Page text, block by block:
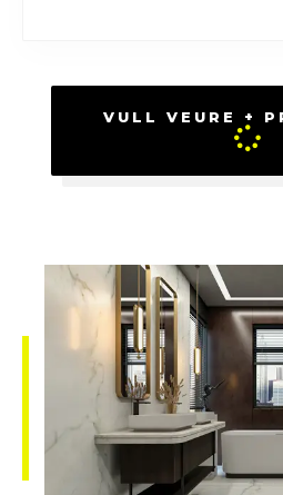
VULL VEURE +